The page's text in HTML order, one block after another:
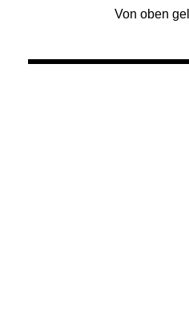
Von oben